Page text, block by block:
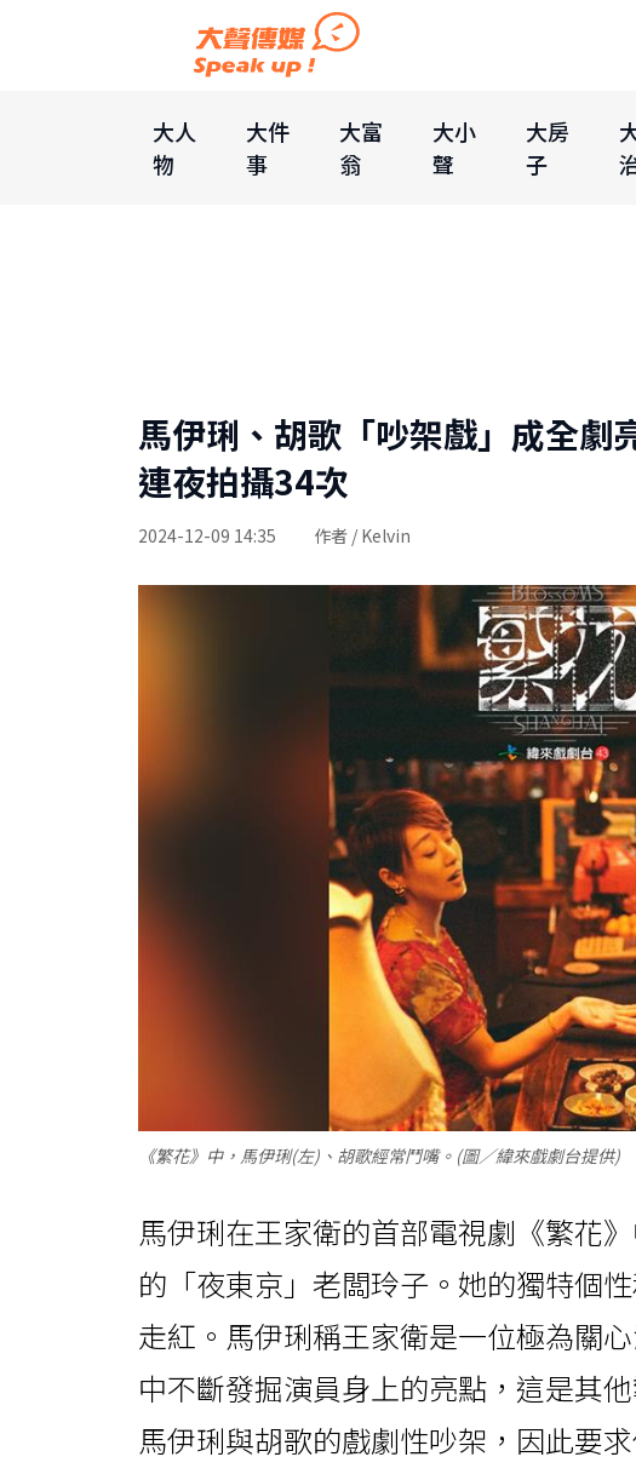
大人
物
大件
事
大富
翁
大小
聲
大房
子
馬伊琍、胡歌「吵架戲」成全劇
連夜拍攝34次
2024-12-09 14:35 作者 / Kelvin
《繁花》中，馬伊琍(左)、胡歌經常鬥嘴。(圖／緯來戲劇台提供)
馬伊琍在王家衛的首部電視劇《繁花
的「夜東京」老闆玲子。她的獨特個
走紅。馬伊琍稱王家衛是一位極為關
中不斷發掘演員身上的亮點，這是其
馬伊琍與胡歌的戲劇性吵架，因此要